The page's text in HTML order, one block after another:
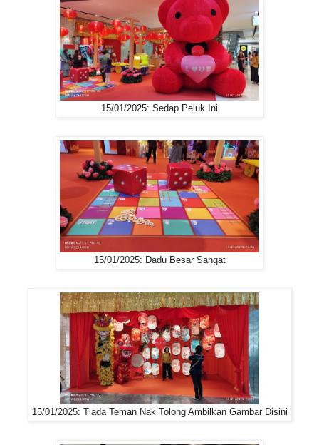
15/01/2025: Sedap Peluk Ini
15/01/2025: Dadu Besar Sangat
15/01/2025: Tiada Teman Nak Tolong Ambilkan Gambar Disini